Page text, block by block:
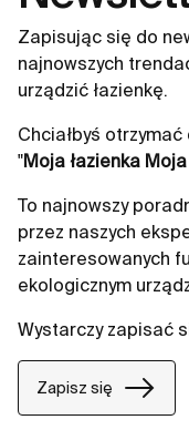
Zapisując się do
najnowszych
urządzić łazienkę.
Chciałbyś
"Moja łazienka
To najnowszy
przez naszych
zainteresowanych
ekologicznym
Wystarczy zapisać
Zapisz się